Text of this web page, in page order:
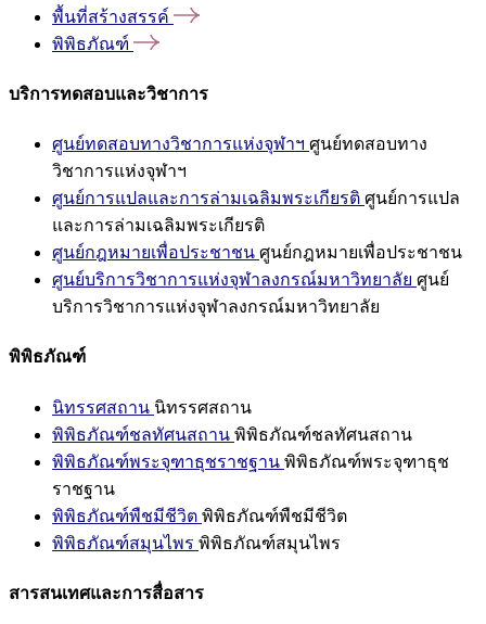
พื้นที่สร้างสรรค์
พิพิธภัณฑ์
บริการทดสอบและวิชาการ
ศูนย์ทดสอบทางวิชาการแห่งจุฬาฯ ศูนย์ทดสอบทาง
วิชาการแห่งจุฬาฯ
ศูนย์การแปลและการล่ามเฉลิมพระเกียรติ ศูนย์การแปล
และการล่ามเฉลิมพระเกียรติ
ศูนย์กฎหมายเพื่อประชาชน ศูนย์กฎหมายเพื่อประชาชน
ศูนย์บริการวิชาการแห่งจุฬาลงกรณ์มหาวิทยาลัย ศูนย์
บริการวิชาการแห่งจุฬาลงกรณ์มหาวิทยาลัย
พิพิธภัณฑ์
นิทรรศสถาน นิทรรศสถาน
พิพิธภัณฑ์ชลทัศนสถาน พิพิธภัณฑ์ชลทัศนสถาน
พิพิธภัณฑ์พระจุฑาธุชราชฐาน พิพิธภัณฑ์พระจุฑาธุช
ราชฐาน
พิพิธภัณฑ์พืชมีชีวิต พิพิธภัณฑ์พืชมีชีวิต
พิพิธภัณฑ์สมุนไพร พิพิธภัณฑ์สมุนไพร
สารสนเทศและการสื่อสาร